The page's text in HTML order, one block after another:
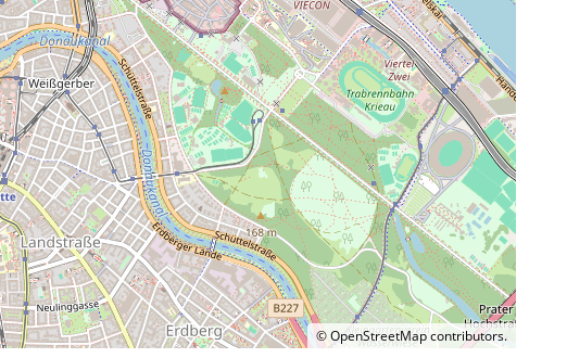
©OpenStreetMapcontributors.